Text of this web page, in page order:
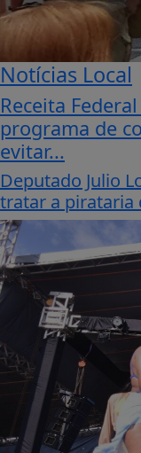
Notícias Local
Receita
programa de
evitar...
Deputado Julio
tratar a pirataria